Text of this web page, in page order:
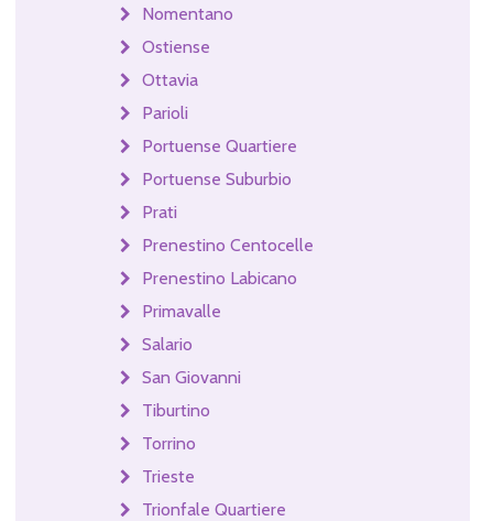
Nomentano
Ostiense
Ottavia
Parioli
Portuense Quartiere
Portuense Suburbio
Prati
Prenestino Centocelle
Prenestino Labicano
Primavalle
Salario
San Giovanni
Tiburtino
Torrino
Trieste
Trionfale Quartiere